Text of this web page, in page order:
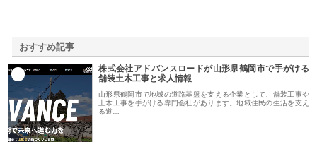
おすすめ記事
株式会社アドバンスロードが山形県鶴岡市で手がける
舗装土木工事と求人情報
山形県鶴岡市で地域の道路基盤を支える企業として、舗装工事や
土木工事を手がける専門会社があります。地域住民の生活を支え
る道…